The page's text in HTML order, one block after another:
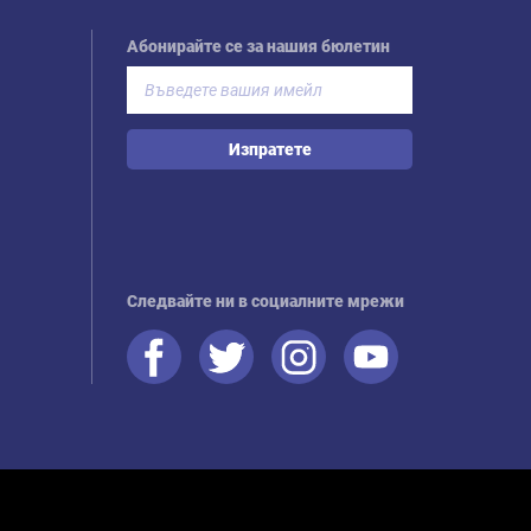
Абонирайте се за нашия бюлетин
Изпратете
Следвайте ни в социалните мрежи